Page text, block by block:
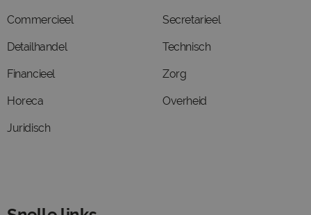
Commercieel
Detailhandel
Financieel
Horeca
Juridisch
Secretarieel
Technisch
Zorg
Overheid